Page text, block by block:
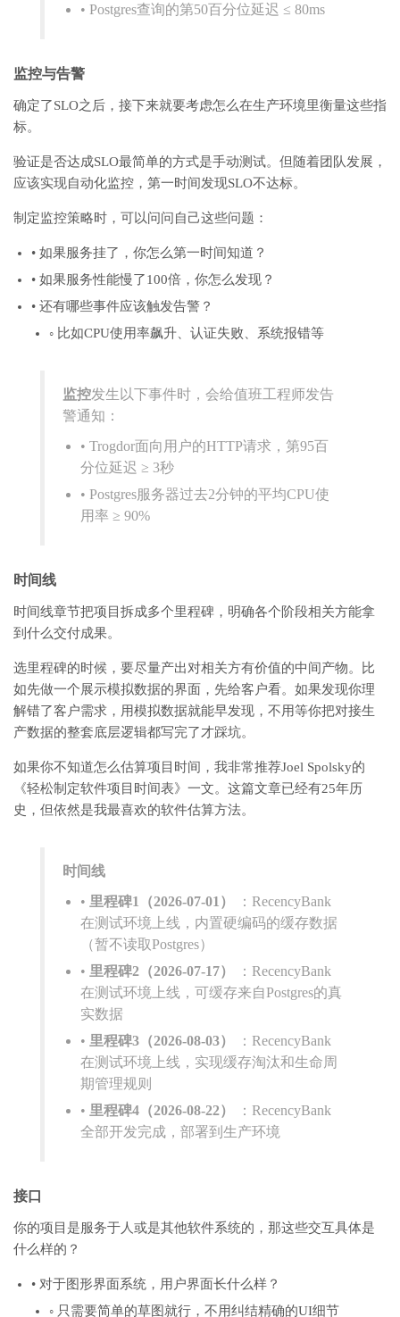
• Postgres查询的第50百分位延迟 ≤ 80ms
监控与告警
确定了SLO之后，接下来就要考虑怎么在生产环境里衡量这些指
标。
验证是否达成SLO最简单的方式是手动测试。但随着团队发展，
应该实现自动化监控，第一时间发现SLO不达标。
制定监控策略时，可以问问自己这些问题：
• 如果服务挂了，你怎么第一时间知道？
• 如果服务性能慢了100倍，你怎么发现？
• 还有哪些事件应该触发告警？
◦ 比如CPU使用率飙升、认证失败、系统报错等
监控发生以下事件时，会给值班工程师发告
警通知：
• Trogdor面向用户的HTTP请求，第95百
分位延迟 ≥ 3秒
• Postgres服务器过去2分钟的平均CPU使
用率 ≥ 90%
时间线
时间线章节把项目拆成多个里程碑，明确各个阶段相关方能拿
到什么交付成果。
选里程碑的时候，要尽量产出对相关方有价值的中间产物。比
如先做一个展示模拟数据的界面，先给客户看。如果发现你理
解错了客户需求，用模拟数据就能早发现，不用等你把对接生
产数据的整套底层逻辑都写完了才踩坑。
如果你不知道怎么估算项目时间，我非常推荐Joel Spolsky的
《轻松制定软件项目时间表》一文。这篇文章已经有25年历
史，但依然是我最喜欢的软件估算方法。
时间线
• 里程碑1（2026-07-01）
：RecencyBank
在测试环境上线，内置硬编码的缓存数据
（暂不读取Postgres）
• 里程碑2（2026-07-17）
：RecencyBank
在测试环境上线，可缓存来自Postgres的真
实数据
• 里程碑3（2026-08-03）
：RecencyBank
在测试环境上线，实现缓存淘汰和生命周
期管理规则
• 里程碑4（2026-08-22）
：RecencyBank
全部开发完成，部署到生产环境
接口
你的项目是服务于人或是其他软件系统的，那这些交互具体是
什么样的？
• 对于图形界面系统，用户界面长什么样？
◦ 只需要简单的草图就行，不用纠结精确的UI细节